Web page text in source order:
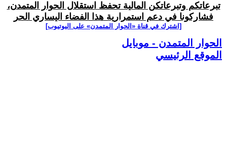
تبرعاتكم وتبرعاتكن المالية تحفظ استقلال الحوار المتمدن،
فشاركونا في دعم استمرارية هذا الفضاء اليساري الحر
[اشترك في قناة ‫«الحوار المتمدن» على اليوتيوب]
الحوار المتمدن - موبايل
الموقع الرئيسي